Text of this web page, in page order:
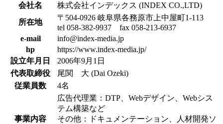
会社名
株式会社インデックス (INDEX CO.,LTD)
所在地
〒504-0926 岐阜県各務原市上中屋町1-113
tel 058-382-9937 fax 058-213-6937
e-mail
info@index-media.jp
hp
https://www.index-media.jp/
設立年月日
2006年9月1日
代表取締役
尾関 大 (Dai Ozeki)
従業員数
4名
事業内容
広告代理業：DTP、Webデザイン、Webシス
テム構築など
その他：ドキュメンテーション、人材開発ソ